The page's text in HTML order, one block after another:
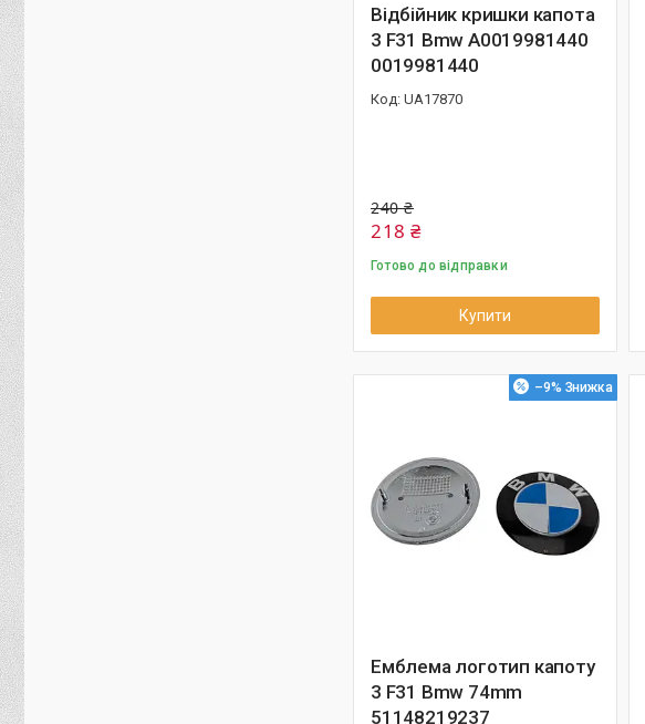
Відбійник кришки капота
3 F31 Bmw A0019981440
0019981440
UA17870
240 ₴
218 ₴
Готово до відправки
Купити
–9%
Емблема логотип капоту
3 F31 Bmw 74mm
51148219237